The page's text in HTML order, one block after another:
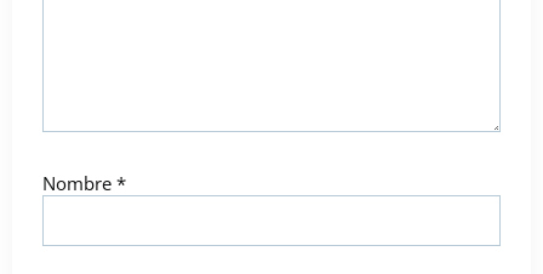
Nombre *